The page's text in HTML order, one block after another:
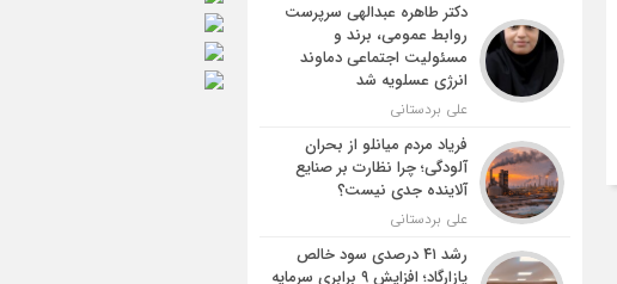
دکتر طاهره عبدالهی سرپرست
روابط عمومی، برند و
مسئولیت اجتماعی دماوند
انرژی عسلویه شد
علی بردستانی
فریاد مردم میانلو از بحران
آلودگی؛ چرا نظارت بر صنایع
آلاینده جدی نیست؟
علی بردستانی
رشد ۴۱ درصدی سود خالص
پازارگاد؛ افزایش ۹ برابری سرمایه